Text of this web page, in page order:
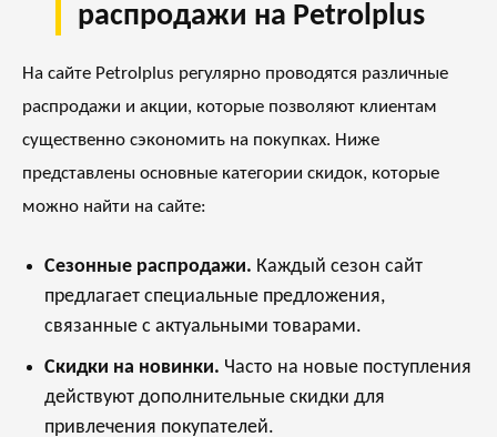
распродажи на Petrolplus
На сайте Petrolplus регулярно проводятся различные
распродажи и акции, которые позволяют клиентам
существенно сэкономить на покупках. Ниже
представлены основные категории скидок, которые
можно найти на сайте:
Сезонные распродажи. Каждый сезон сайт
предлагает специальные предложения,
связанные с актуальными товарами.
Скидки на новинки. Часто на новые поступления
действуют дополнительные скидки для
привлечения покупателей.